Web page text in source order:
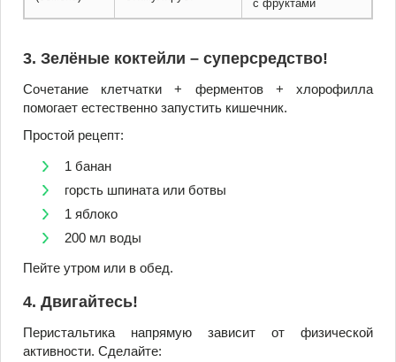
с фруктами
3. Зелёные коктейли – суперсредство!
Сочетание клетчатки + ферментов + хлорофилла
помогает естественно запустить кишечник.
Простой рецепт:
1 банан
горсть шпината или ботвы
1 яблоко
200 мл воды
Пейте утром или в обед.
4. Двигайтесь!
Перистальтика напрямую зависит от физической
активности. Сделайте: